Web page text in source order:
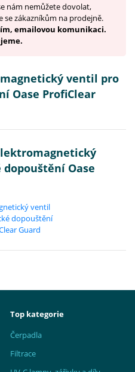
nám nemůžete dovolat,
se zákazníkům na prodejně.
emailovou komunikaci.
ventil pro
Oase ProfiClear
Oase
Top kategorie
Čerpadla
Filtrace